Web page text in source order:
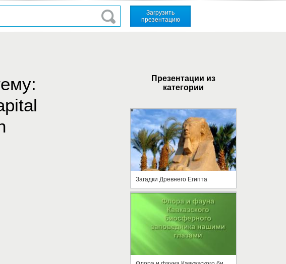
Загрузить
презентацию
Презентации из
категории
Загадки Древнего Египта